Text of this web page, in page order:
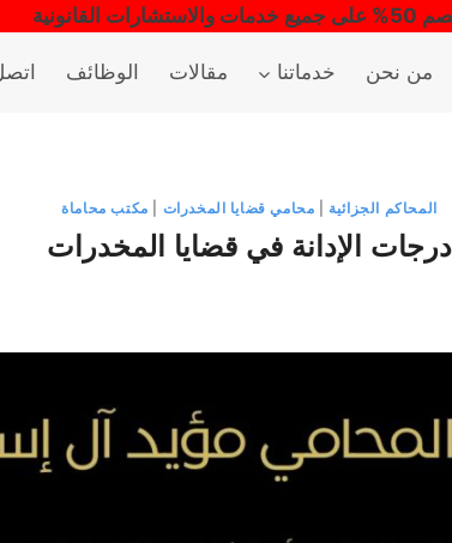
والاستشارات القانونية
من نحن خدماتنا مقالات الوظائف
المحاكم الجزائية محامي قضايا المخدرات مكتب محاماة
درجات الإدانة في قضايا المخدرات